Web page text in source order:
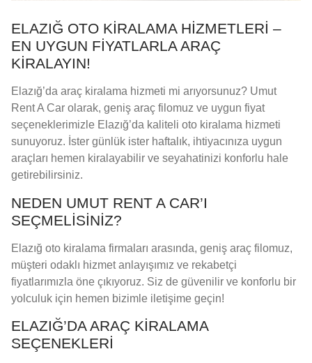
ELAZIĞ OTO KIRALAMA HIZMETLERI –
EN UYGUN FIYATLARLA ARAÇ
KIRALAYIN!
Elazığ’da araç kiralama hizmeti mi arıyorsunuz? Umut
Rent A Car olarak, geniş araç filomuz ve uygun fiyat
seçeneklerimizle Elazığ’da kaliteli oto kiralama hizmeti
sunuyoruz. İster günlük ister haftalık, ihtiyacınıza uygun
araçları hemen kiralayabilir ve seyahatinizi konforlu hale
getirebilirsiniz.
NEDEN UMUT RENT A CAR’I
SEÇMELISINIZ?
Elazığ oto kiralama firmaları arasında, geniş araç filomuz,
müşteri odaklı hizmet anlayışımız ve rekabetçi
fiyatlarımızla öne çıkıyoruz. Siz de güvenilir ve konforlu bir
yolculuk için hemen bizimle iletişime geçin!
ELAZIĞ’DA ARAÇ KIRALAMA
SEÇENEKLERI